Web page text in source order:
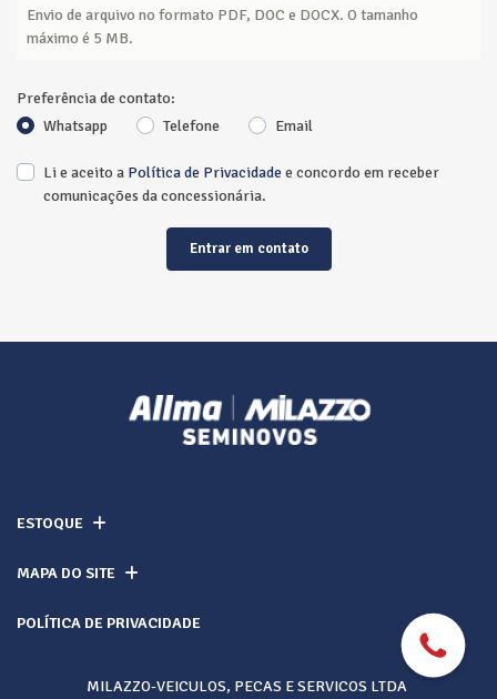
Envio de arquivo no formato PDF, DOC e DOCX. O tamanho
máximo é 5 MB.
Preferência de contato:
Whatsapp
Telefone Email
Li e aceito a Política de Privacidade e concordo em receber
comunicações da concessionária.
Entrar em contato
ESTOQUE
MAPA DO SITE
POLÍTICA DE PRIVACIDADE
MILAZZO-VEICULOS, PECAS E SERVICOS LTDA